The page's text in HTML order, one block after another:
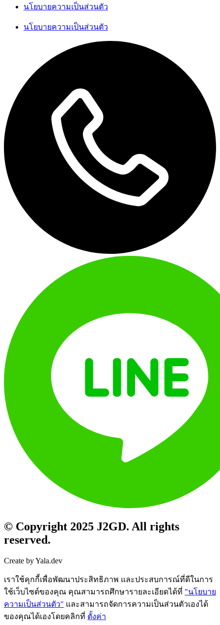
นโยบายความเป็นส่วนตัว
นโยบายความเป็นส่วนตัว
© Copyright 2025 J2GD. All rights
reserved.
Create by Yala.dev
เราใช้คุกกี้เพื่อพัฒนาประสิทธิภาพ และประสบการณ์ที่ดีในการ
ใช้เว็บไซต์ของคุณ คุณสามารถศึกษารายละเอียดได้ที่ "นโยบาย
ความเป็นส่วนตัว" และสามารถจัดการความเป็นส่วนตัวเองได้
ของคุณได้เองโดยคลิกที่ ตั้งค่า